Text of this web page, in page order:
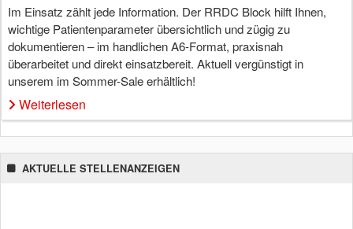
Im Einsatz zählt jede Information. Der RRDC Block hilft Ihnen,
wichtige Patientenparameter übersichtlich und zügig zu
dokumentieren – im handlichen A6-Format, praxisnah
überarbeitet und direkt einsatzbereit. Aktuell vergünstigt in
unserem im Sommer-Sale erhältlich!
Weiterlesen
AKTUELLE STELLENANZEIGEN